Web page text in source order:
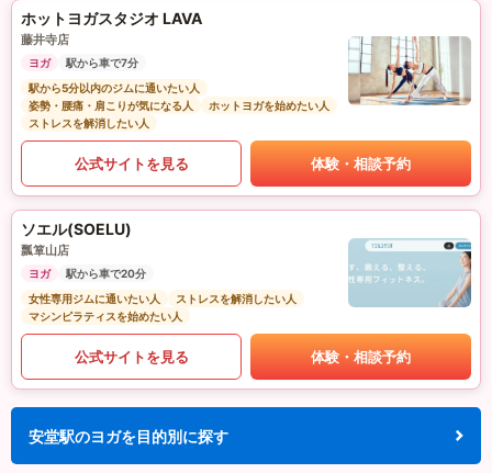
ホットヨガスタジオ LAVA
藤井寺店
ヨガ
駅から車で7分
駅から5分以内のジムに通いたい人
姿勢・腰痛・肩こりが気になる人
ホットヨガを始めたい人
ストレスを解消したい人
公式サイトを見る 体験・相談予約
ソエル(SOELU)
瓢箪山店
ヨガ
駅から車で20分
女性専用ジムに通いたい人
ストレスを解消したい人
マシンピラティスを始めたい人
公式サイトを見る 体験・相談予約
安堂駅のヨガを目的別に探す